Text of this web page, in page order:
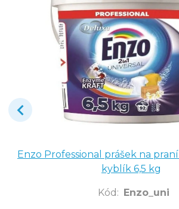
Enzo Professional prášek na praní 2in1 Universal
kyblík 6,5 kg
Kód : Enzo_uni